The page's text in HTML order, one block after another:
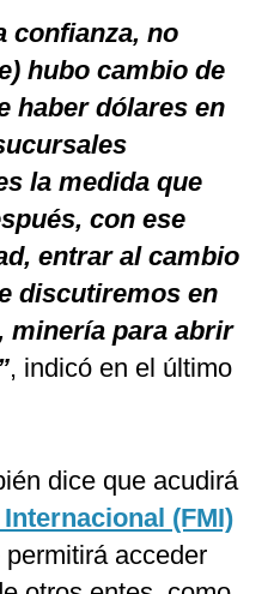
confianza, no
hubo cambio de
haber dólares en
la medida que
con ese
entrar al cambio
discutiremos en
para abrir
, indicó en el último
dice que acudirá
(FMI)
acceder